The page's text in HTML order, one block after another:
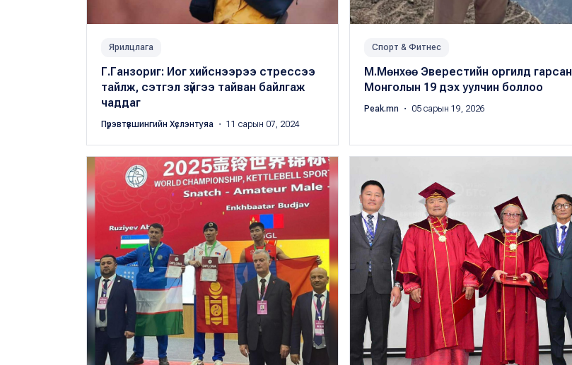
Ярилцлага
Г.Ганзориг: Иог хийснээрээ стрессээ
тайлж, сэтгэл зүйгээ тайван байлгаж
чаддаг
Пүрэвтүвшингийн Хүслэнтуяа ・ 11 сарын 07, 2024
Спорт & Фитнес
М.Мөнхөө Эверестийн оргилд гарсан
Монголын 19 дэх уулчин боллоо
Peak.mn ・ 05 сарын 19, 2026